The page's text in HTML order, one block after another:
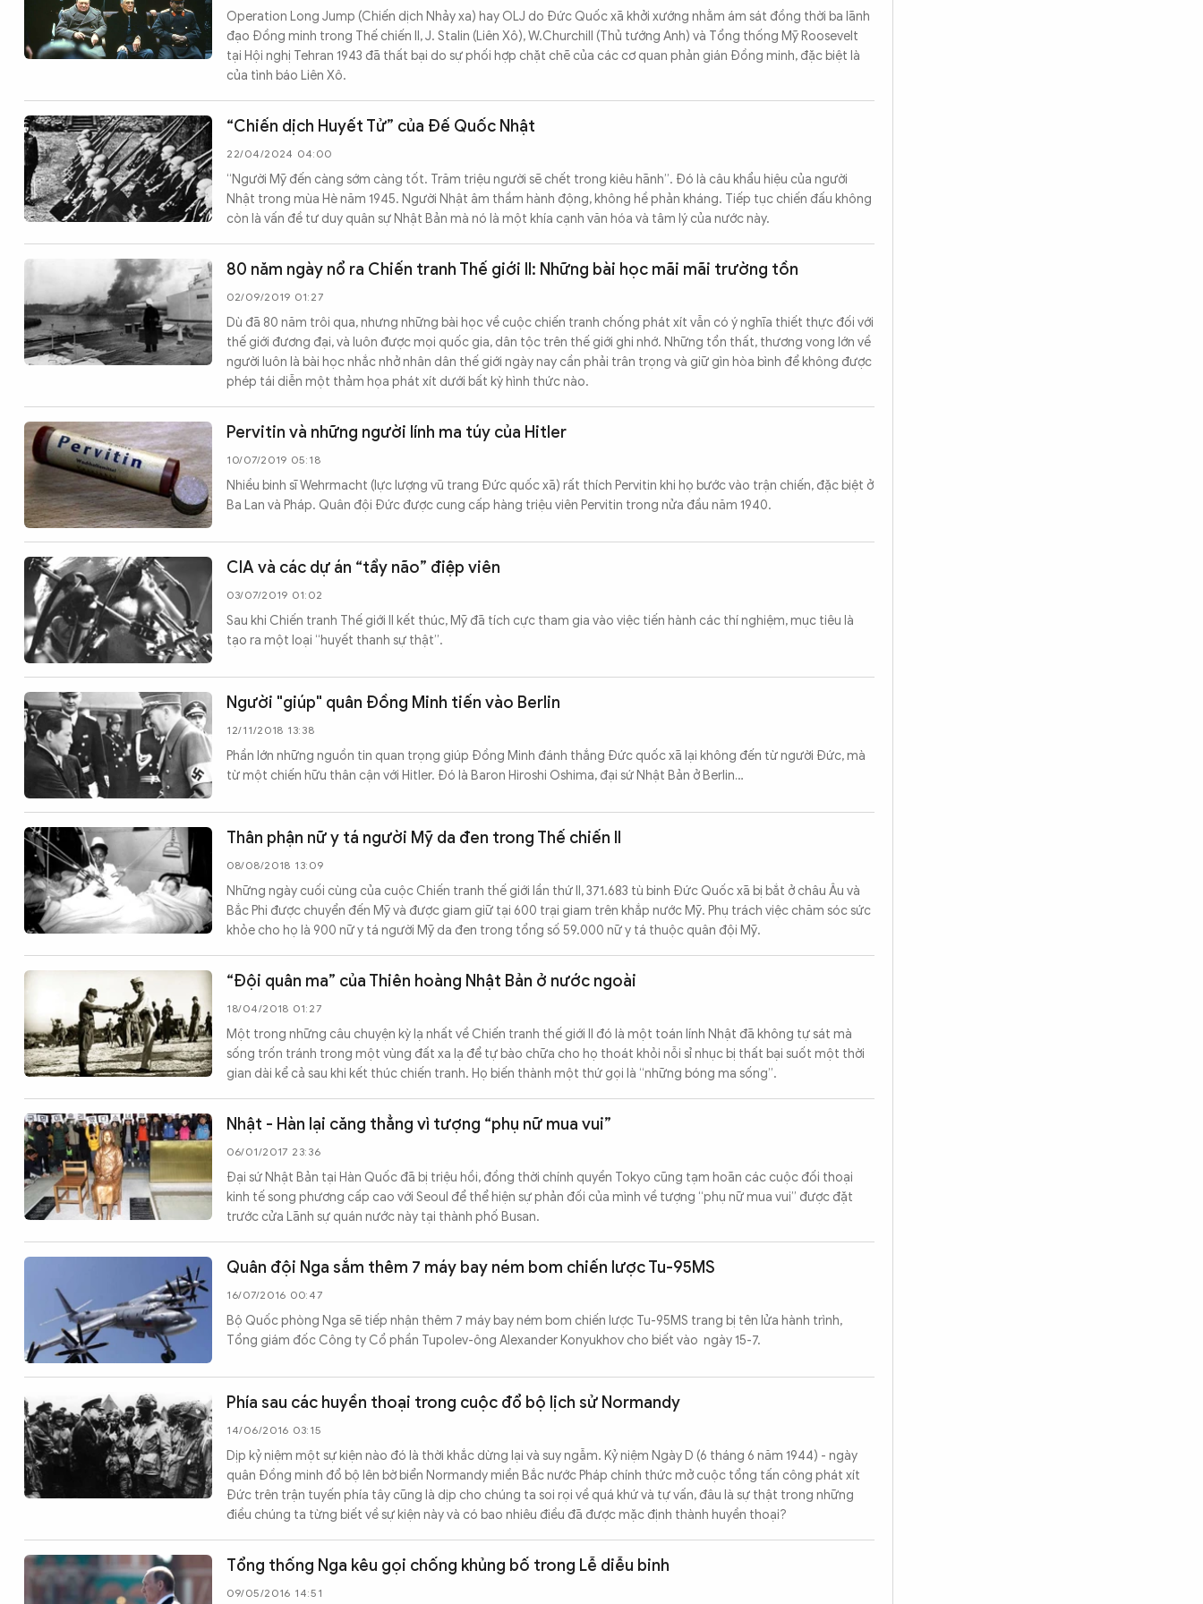
CÔNG NGHỆ
VĂN HÓA - THỂ THAO
BẠN ĐỌC & CAND
ĐA PHƯƠNG TIỆN
eMagazine
Video Ảnh
Chuyên trangAn ninh thế giớiVăn nghệ Công an
Chuyên đề
Operation Long Jump (Chiến dịch Nhảy xa) hay OLJ do Đức Quốc xã khởi xướng nhằm ám sát đồng thời ba lãnh
đạo Đồng minh trong Thế chiến II, J. Stalin (Liên Xô), W.Churchill (Thủ tướng Anh) và Tổng thống Mỹ Roosevelt
tại Hội nghị Tehran 1943 đã thất bại do sự phối hợp chặt chẽ của các cơ quan phản gián Đồng minh, đặc biệt là
của tình báo Liên Xô.
“Chiến dịch Huyết Tử” của Đế Quốc Nhật
22/04/2024 04:00
“Người Mỹ đến càng sớm càng tốt. Trăm triệu người sẽ chết trong kiêu hãnh”. Đó là câu khẩu hiệu của người
Nhật trong mùa Hè năm 1945. Người Nhật âm thầm hành động, không hề phản kháng. Tiếp tục chiến đấu không
còn là vấn đề tư duy quân sự Nhật Bản mà nó là một khía cạnh văn hóa và tâm lý của nước này.
80 năm ngày nổ ra Chiến tranh Thế giới II: Những bài học mãi mãi trường tồn
02/09/2019 01:27
Dù đã 80 năm trôi qua, nhưng những bài học về cuộc chiến tranh chống phát xít vẫn có ý nghĩa thiết thực đối với
thế giới đương đại, và luôn được mọi quốc gia, dân tộc trên thế giới ghi nhớ. Những tổn thất, thương vong lớn về
người luôn là bài học nhắc nhở nhân dân thế giới ngày nay cần phải trân trọng và giữ gìn hòa bình để không được
phép tái diễn một thảm họa phát xít dưới bất kỳ hình thức nào.
Pervitin và những người lính ma túy của Hitler
10/07/2019 05:18
Nhiều binh sĩ Wehrmacht (lực lượng vũ trang Đức quốc xã) rất thích Pervitin khi họ bước vào trận chiến, đặc biệt ở
Ba Lan và Pháp. Quân đội Đức được cung cấp hàng triệu viên Pervitin trong nửa đầu năm 1940.
CIA và các dự án “tẩy não” điệp viên
03/07/2019 01:02
Sau khi Chiến tranh Thế giới II kết thúc, Mỹ đã tích cực tham gia vào việc tiến hành các thí nghiệm, mục tiêu là
tạo ra một loại “huyết thanh sự thật”.
Người "giúp" quân Đồng Minh tiến vào Berlin
12/11/2018 13:38
Phần lớn những nguồn tin quan trọng giúp Đồng Minh đánh thắng Đức quốc xã lại không đến từ người Đức, mà
từ một chiến hữu thân cận với Hitler. Đó là Baron Hiroshi Oshima, đại sứ Nhật Bản ở Berlin…
Thân phận nữ y tá người Mỹ da đen trong Thế chiến II
08/08/2018 13:09
Những ngày cuối cùng của cuộc Chiến tranh thế giới lần thứ II, 371.683 tù binh Đức Quốc xã bị bắt ở châu Âu và
Bắc Phi được chuyển đến Mỹ và được giam giữ tại 600 trại giam trên khắp nước Mỹ. Phụ trách việc chăm sóc sức
khỏe cho họ là 900 nữ y tá người Mỹ da đen trong tổng số 59.000 nữ y tá thuộc quân đội Mỹ.
“Đội quân ma” của Thiên hoàng Nhật Bản ở nước ngoài
18/04/2018 01:27
Một trong những câu chuyện kỳ lạ nhất về Chiến tranh thế giới II đó là một toán lính Nhật đã không tự sát mà
sống trốn tránh trong một vùng đất xa lạ để tự bào chữa cho họ thoát khỏi nỗi sỉ nhục bị thất bại suốt một thời
gian dài kể cả sau khi kết thúc chiến tranh. Họ biến thành một thứ gọi là “những bóng ma sống”.
Nhật - Hàn lại căng thẳng vì tượng “phụ nữ mua vui”
06/01/2017 23:36
Đại sứ Nhật Bản tại Hàn Quốc đã bị triệu hồi, đồng thời chính quyền Tokyo cũng tạm hoãn các cuộc đối thoại
kinh tế song phương cấp cao với Seoul để thể hiện sự phản đối của mình về tượng “phụ nữ mua vui” được đặt
trước cửa Lãnh sự quán nước này tại thành phố Busan.
Quân đội Nga sắm thêm 7 máy bay ném bom chiến lược Tu-95MS
16/07/2016 00:47
Bộ Quốc phòng Nga sẽ tiếp nhận thêm 7 máy bay ném bom chiến lược Tu-95MS trang bị tên lửa hành trình,
Tổng giám đốc Công ty Cổ phần Tupolev-ông Alexander Konyukhov cho biết vào ngày 15-7.
Phía sau các huyền thoại trong cuộc đổ bộ lịch sử Normandy
14/06/2016 03:15
Dịp kỷ niệm một sự kiện nào đó là thời khắc dừng lại và suy ngẫm. Kỷ niệm Ngày D (6 tháng 6 năm 1944) - ngày
quân Đồng minh đổ bộ lên bờ biển Normandy miền Bắc nước Pháp chính thức mở cuộc tổng tấn công phát xít
Đức trên trận tuyến phía tây cũng là dịp cho chúng ta soi rọi về quá khứ và tự vấn, đâu là sự thật trong những
điều chúng ta từng biết về sự kiện này và có bao nhiêu điều đã được mặc định thành huyền thoại?
Tổng thống Nga kêu gọi chống khủng bố trong Lễ diễu binh
09/05/2016 14:51